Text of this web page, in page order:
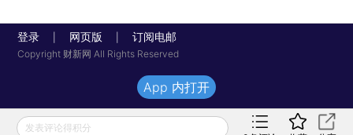
登录 网页版 订阅电邮
Copyright 财新网 All Rights Reserved
发表评论得积分
App 内打开